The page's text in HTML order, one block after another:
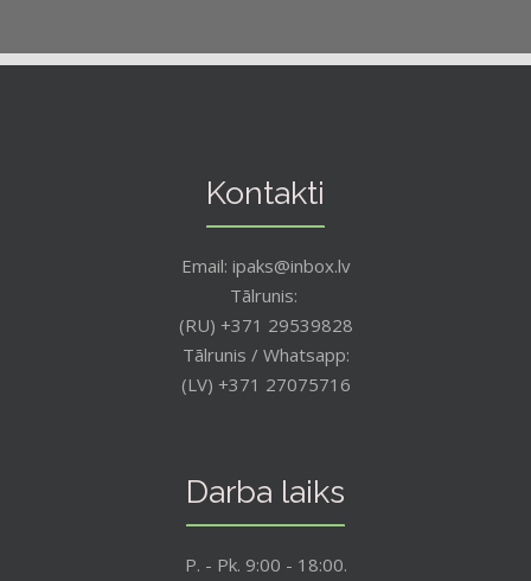
Kontakti
Email: ipaks@inbox.lv
Tālrunis:
(RU) +371 29539828
Tālrunis / Whatsapp:
(LV) +371 27075716
Darba laiks
P. - Pk. 9:00 - 18:00.